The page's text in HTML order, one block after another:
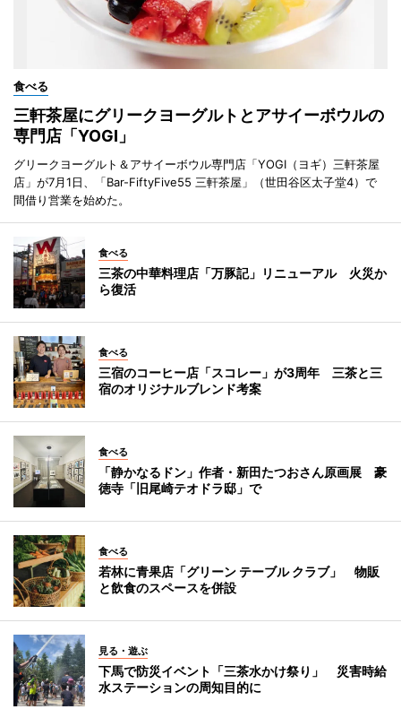
食べる
三軒茶屋にグリークヨーグルトとアサイーボウルの
専門店「YOGI」
グリークヨーグルト＆アサイーボウル専門店「YOGI（ヨギ）三軒茶屋
店」が7月1日、「Bar-FiftyFive55 三軒茶屋」（世田谷区太子堂4）で
間借り営業を始めた。
食べる
三茶の中華料理店「万豚記」リニューアル 火災か
ら復活
食べる
三宿のコーヒー店「スコレー」が3周年 三茶と三
宿のオリジナルブレンド考案
食べる
「静かなるドン」作者・新田たつおさん原画展 豪
徳寺「旧尾崎テオドラ邸」で
食べる
若林に青果店「グリーン テーブル クラブ」 物販
と飲食のスペースを併設
見る・遊ぶ
下馬で防災イベント「三茶水かけ祭り」 災害時給
水ステーションの周知目的に